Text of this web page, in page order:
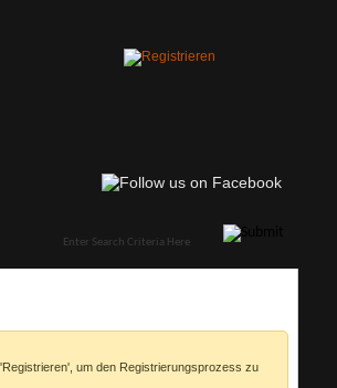
um den Registrierungsprozess zu